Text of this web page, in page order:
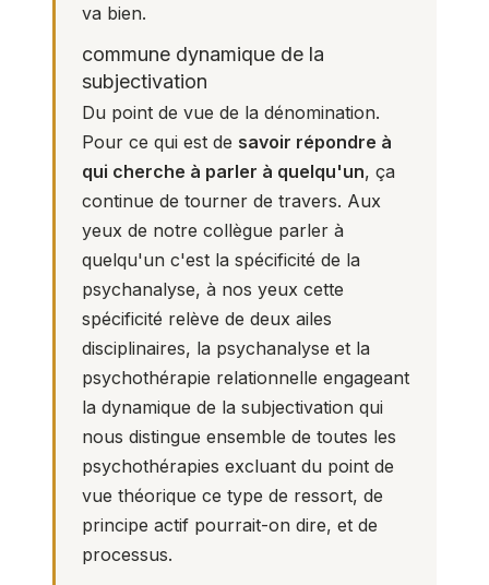
va bien.
commune dynamique de la
subjectivation
Du point de vue de la dénomination.
Pour ce qui est de savoir répondre à
qui cherche à parler à quelqu'un, ça
continue de tourner de travers. Aux
yeux de notre collègue parler à
quelqu'un c'est la spécificité de la
psychanalyse, à nos yeux cette
spécificité relève de deux ailes
disciplinaires, la psychanalyse et la
psychothérapie relationnelle engageant
la dynamique de la subjectivation qui
nous distingue ensemble de toutes les
psychothérapies excluant du point de
vue théorique ce type de ressort, de
principe actif pourrait-on dire, et de
processus.